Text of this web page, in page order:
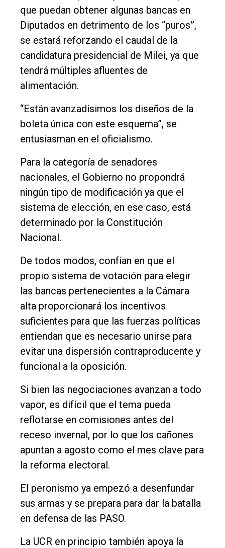
que puedan obtener algunas bancas en
Diputados en detrimento de los “puros”,
se estará reforzando el caudal de la
candidatura presidencial de Milei, ya que
tendrá múltiples afluentes de
alimentación.
“Están avanzadísimos los diseños de la
boleta única con este esquema”, se
entusiasman en el oficialismo.
Para la categoría de senadores
nacionales, el Gobierno no propondrá
ningún tipo de modificación ya que el
sistema de elección, en ese caso, está
determinado por la Constitución
Nacional.
De todos modos, confían en que el
propio sistema de votación para elegir
las bancas pertenecientes a la Cámara
alta proporcionará los incentivos
suficientes para que las fuerzas políticas
entiendan que es necesario unirse para
evitar una dispersión contraproducente y
funcional a la oposición.
Si bien las negociaciones avanzan a todo
vapor, es difícil que el tema pueda
reflotarse en comisiones antes del
receso invernal, por lo que los cañones
apuntan a agosto como el mes clave para
la reforma electoral.
El peronismo ya empezó a desenfundar
sus armas y se prepara para dar la batalla
en defensa de las PASO.
La UCR en principio también apoya la